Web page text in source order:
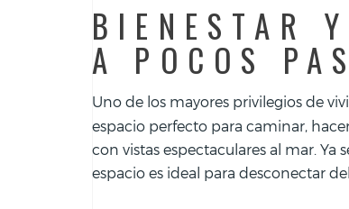
BIENESTAR
A POCOS
Uno de los mayores privilegios de
espacio perfecto para caminar,
con vistas espectaculares al mar.
espacio es ideal para desconectar